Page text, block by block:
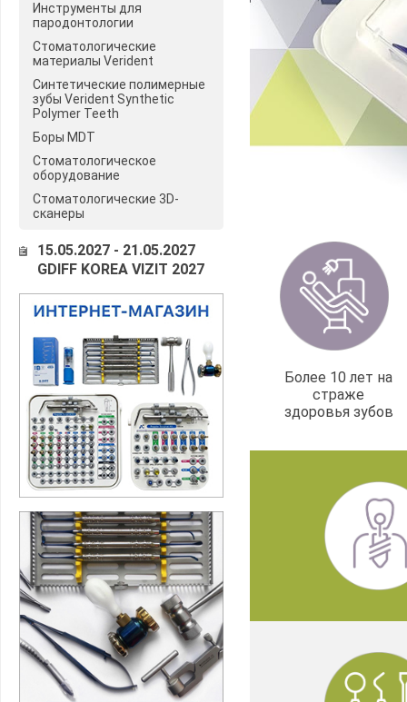
Инструменты для
пародонтологии
Стоматологические
материалы Verident
Синтетические полимерные
зубы Verident Synthetic
Polymer Teeth
Боры MDT
Стоматологическое
оборудование
Стоматологические 3D-
сканеры
15.05.2027 - 21.05.2027
GDIFF KOREA VIZIT 2027
Более 10 лет на
страже
здоровья зубов